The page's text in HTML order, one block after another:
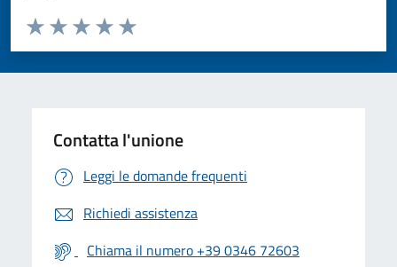
Valuta da 1 a 5 stelle la pagina
Valuta 5 stelle su 5
Valuta 4 stelle su 5
Valuta 3 stelle su 5
Valuta 2 stelle su 5
Valuta 1 stelle su 5
Contatta l'unione
Leggi le domande frequenti
Richiedi assistenza
Chiama il numero +39 0346 72603